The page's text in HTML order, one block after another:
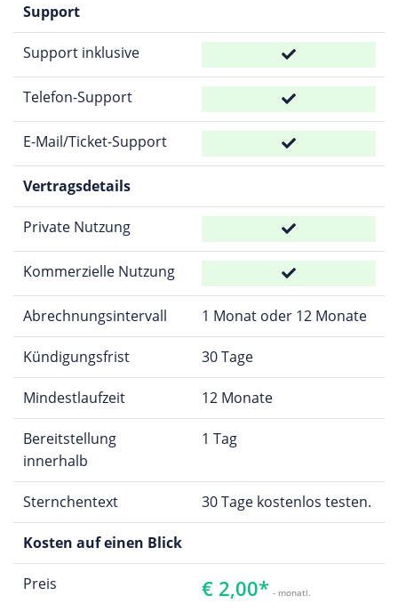
Support
Support inklusive
Telefon-Support
E-Mail/Ticket-Support
Vertragsdetails
Private Nutzung
Kommerzielle Nutzung
Abrechnungsintervall 1 Monat oder 12 Monate
Kündigungsfrist 30 Tage
Mindestlaufzeit 12 Monate
Bereitstellung
innerhalb
1 Tag
Sternchentext 30 Tage kostenlos testen.
Kosten auf einen Blick
Preis € 2,00* - monatl.